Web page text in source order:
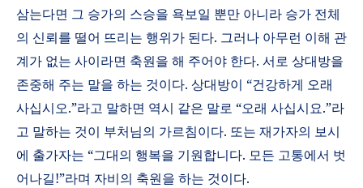
삼는다면 그 승가의 스승을 욕보일 뿐만 아니라 승가 전체
의 신뢰를 떨어 뜨리는 행위가 된다. 그러나 아무런 이해 관
계가 없는 사이라면 축원을 해 주어야 한다. 서로 상대방을
존중해 주는 말을 하는 것이다. 상대방이 “건강하게 오래
사십시오.”라고 말하면 역시 같은 말로 “오래 사십시요.”라
고 말하는 것이 부처님의 가르침이다. 또는 재가자의 보시
에 출가자는 “그대의 행복을 기원합니다. 모든 고통에서 벗
어나길!”라며 자비의 축원을 하는 것이다.